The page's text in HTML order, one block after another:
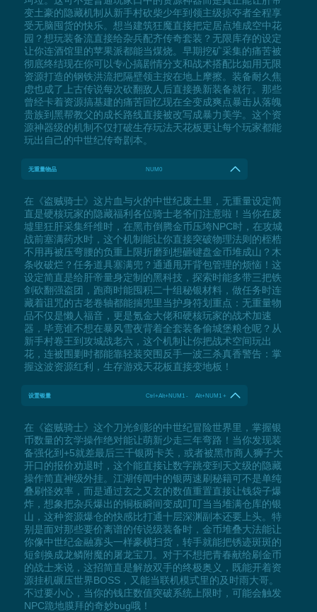
变土豪的隐藏机制从新手村砍柴少年到领主级掠夺者全程享
受无脑囤货的快乐。想当建筑狂魔直接把定居点堆成空中花
园？想玩装备流直接给杂兵配齐传奇套装？无限库存的设定
让你连酒馆里的苹果派都能当煤烧。早期挖矿采集的痛苦被
彻底终结现在你可以专心搞剧情分支和战术搭配比如用无限
资源打造的钢铁洪流把隔壁领主按在地上摩擦。装备耐久焦
虑也成了上古传说每次砍翻敌人后直接换新装备就行。那些
曾经卡着资源搞基建的痛苦回忆现在全变成爽点暴击从落魄
贵族到黑帮教父的成长路线直接被改写成暴力美学。这个资
源神器级的机制不仅打破生存玩法天花板更让每个玩家都能
玩出自己的中世纪传奇剧本。
无重量物品 NUM0
在《盗贼骑士》这片血与火的中世纪废土里，无重量设定简
直是硬核玩家的隐藏福利各位骑士老爷们注意啦！当你在废
墟里狂肝采集纤维时，在黑市倒腾金币压垮NPC时，在攻城
战前塞满药水时，这个机制能让你直接突破物理法则的桎梏
不用再被压弯腰的负重上限折磨到想砸键盘金币堆成山？木
条收破烂？任务道具塞满兜？通通甩开背包管理的烦恼！这
设定简直是给肝帝量身定制的黑科技，探索时能多带三把铁
剑砍翻强盗团，跑商时能囤积二十组秘银材料，做任务时连
藏着诅咒的古老卷轴都能揣兜里当护身符划重点：无重量物
品不仅是懒人福音，更是氪金大佬和硬核玩家的战术加速
器，毕竟谁不想在暴风雪夜背着全套装备偷城堡粮仓呢？从
新手村卷王到攻城战老六，这个机制让你把战术空间玩出
花，连被围剿时都能靠轻装突围反手一波三杀真香警告：掌
握这波资源红利，生存游戏天花板直接变地板！
设置银量 Ctrl+Alt+NUM1 - Alt+NUM1 +
在《盗贼骑士》这个刀光剑影的中世纪冒险世界里，掌握银
币数量的玄学操作绝对能让萌新少走三年弯路！当你发现装
备强化到+5就差最后三千银两卡关，或者被黑市商人狮子大
开口的报价劝退时，这个能直接让数字跳变到天文级的隐藏
操作简直神级外挂。江湖传闻中的银两速刷秘籍可不是单纯
叠刷怪效率，而是通过玄之又玄的数值重置直接让钱袋子爆
炸，想象把杂兵爆出的铜板瞬间变成叮叮当当堆满仓库的银
山，这种资源爆仓的快感比打通十层深渊副本还要上头。特
别是面对那些要价离谱的传说级装备时，金币堆叠大法能让
你像中世纪金融寡头一样豪横扫货，转手就能把锈迹斑斑的
短剑换成龙鳞附魔的屠龙宝刀。对于不想把青春献给刷金币
的战士来说，这招简直是解放双手的终极奥义，既能开着资
源挂机碾压世界BOSS，又能当联机模式里的及时雨大哥。
不过要小心，当你的钱庄数值突破系统上限时，可能会触发
NPC跪地膜拜的奇妙bug哦！